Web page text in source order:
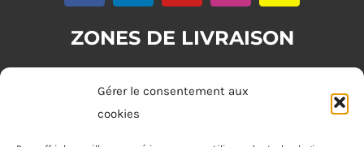
Gérer le consentement aux
cookies
ZONES DE LIVRAISON
Zone 1 : (commande minimum 20€)